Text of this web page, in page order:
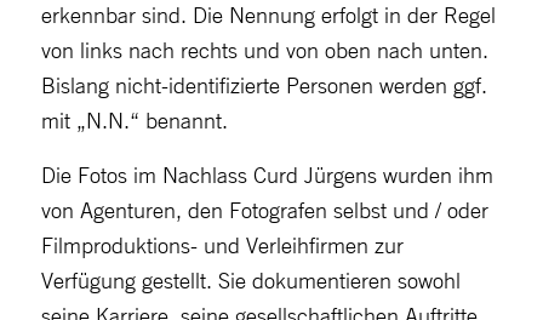
erkennbar sind. Die Nennung erfolgt in der Regel
von links nach rechts und von oben nach unten.
Bislang nicht-identifizierte Personen werden ggf.
mit „N.N.“ benannt.
Die Fotos im Nachlass Curd Jürgens wurden ihm
von Agenturen, den Fotografen selbst und / oder
Filmproduktions- und Verleihfirmen zur
Verfügung gestellt. Sie dokumentieren sowohl